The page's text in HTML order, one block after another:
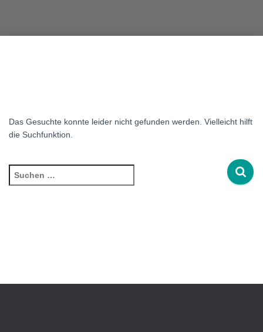
Das Gesuchte konnte leider nicht gefunden werden. Vielleicht hilft
die Suchfunktion.
Suchen
nach: